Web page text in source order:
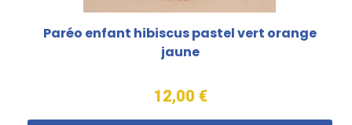
Paréo enfant hibiscus pastel vert orange
jaune
12,00 €